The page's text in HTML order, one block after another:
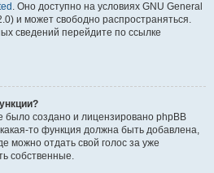
. Оно доступно на условиях GNU General
и может свободно распространяться.
сведений перейдите по ссылке
было создано и лицензировано phpBB
то функция должна быть добавлена,
можно отдать свой голос за уже
собственные.